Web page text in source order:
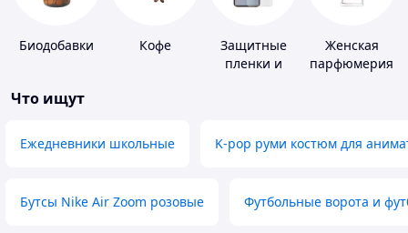
Биодобавки Кофе
Защитные
пленки и
Женская
парфюмерия
Что ищут
Ежедневники школьные K-pop руми костюм для
Бутсы Nike Air Zoom розовые Футбольные ворота и